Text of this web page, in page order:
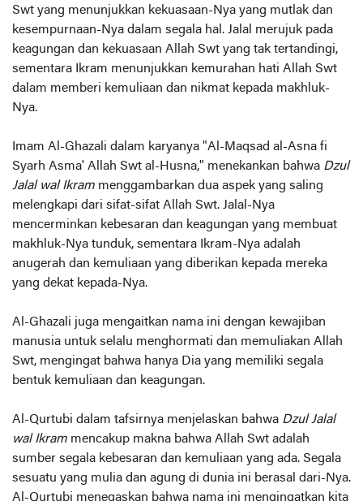
Swt yang menunjukkan kekuasaan-Nya yang mutlak dan
kesempurnaan-Nya dalam segala hal. Jalal merujuk pada
keagungan dan kekuasaan Allah Swt yang tak tertandingi,
sementara Ikram menunjukkan kemurahan hati Allah Swt
dalam memberi kemuliaan dan nikmat kepada makhluk-
Nya.
Imam Al-Ghazali dalam karyanya "Al-Maqsad al-Asna fi
Syarh Asma' Allah Swt al-Husna," menekankan bahwa Dzul
Jalal wal Ikram menggambarkan dua aspek yang saling
melengkapi dari sifat-sifat Allah Swt. Jalal-Nya
mencerminkan kebesaran dan keagungan yang membuat
makhluk-Nya tunduk, sementara Ikram-Nya adalah
anugerah dan kemuliaan yang diberikan kepada mereka
yang dekat kepada-Nya.
Al-Ghazali juga mengaitkan nama ini dengan kewajiban
manusia untuk selalu menghormati dan memuliakan Allah
Swt, mengingat bahwa hanya Dia yang memiliki segala
bentuk kemuliaan dan keagungan.
Al-Qurtubi dalam tafsirnya menjelaskan bahwa Dzul Jalal
wal Ikram mencakup makna bahwa Allah Swt adalah
sumber segala kebesaran dan kemuliaan yang ada. Segala
sesuatu yang mulia dan agung di dunia ini berasal dari-Nya.
Al-Qurtubi menegaskan bahwa nama ini mengingatkan kita